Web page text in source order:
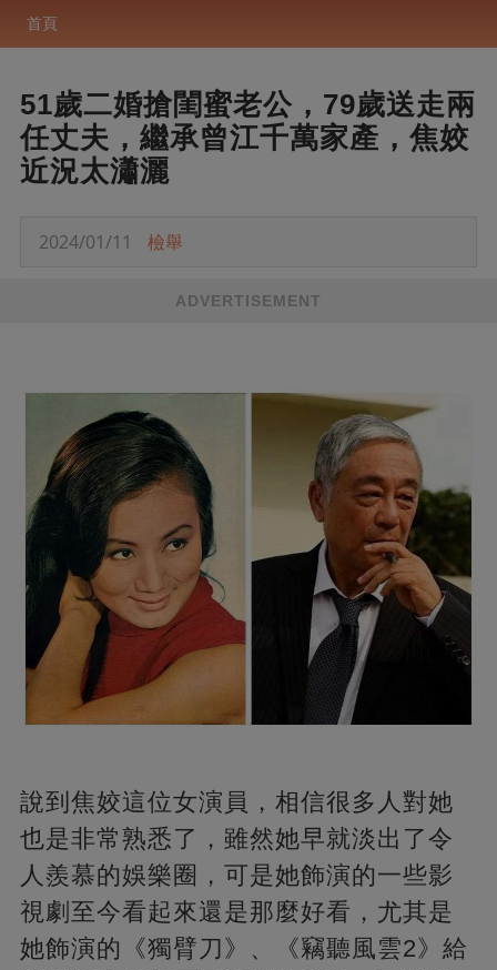
首頁
51歲二婚搶閨蜜老公，79歲送走兩
任丈夫，繼承曾江千萬家產，焦姣
近況太瀟灑
2024/01/11 檢舉
ADVERTISEMENT
說到焦姣這位女演員，相信很多人對她
也是非常熟悉了，雖然她早就淡出了令
人羨慕的娛樂圈，可是她飾演的一些影
視劇至今看起來還是那麼好看，尤其是
她飾演的《獨臂刀》、《竊聽風雲2》給